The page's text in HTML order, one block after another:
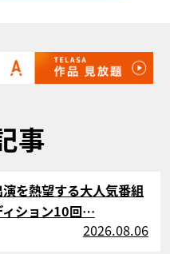
事
を熱望する大人気番組
ィション10回…
2026.08.06